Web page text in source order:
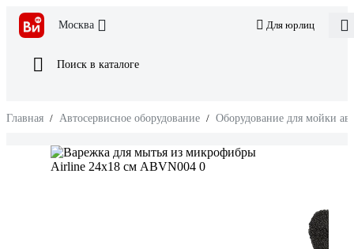
Москва Для юрлиц
Поиск в каталоге
Главная / Автосервисное оборудование / Оборудование для мойки